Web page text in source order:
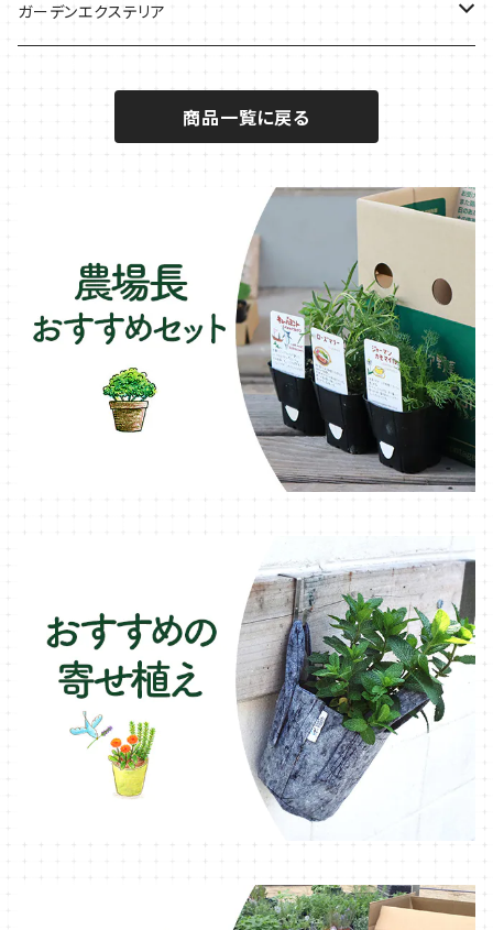
秋植えで料理に
ハーブバスに
葉物野菜のコンパニオン
キュウリのコンパニオン
イチゴをおいしく育てたい
バジル・ハーブ苗
タイム・ハーブ苗
マロウ・ハーブ苗
ヒソップ・ハーブ苗
オレガノ・ハーブ苗
ラベンダー・ハーブ苗
ローズマリー・ハーブ苗
ガーデンベジタ・イタリア野菜
その他
樹脂製 / プラ製プランター
ファイバー製プランター
ブリキ製プランター
ガーデンエクステリア
オーニング
シェード
テーブル・チェア・ベンチ
商品一覧に戻る